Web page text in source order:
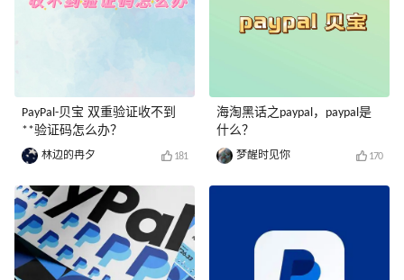
PayPal-贝宝 双重验证收不到
**验证码怎么办？
林边的冉夕 181
海淘黑话之paypal，paypal是
什么？
梦醒时见你 170